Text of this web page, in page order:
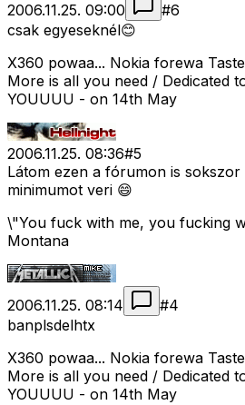
2006.11.25. 09:00 #6
csak egyeseknél😊
X360 powaa... Nokia forewa
More is all you need / Dedicated
YOUUUU - on 14th May
2006.11.25. 08:36#5
Látom ezen a fórumon is sokszor
minimumot veri 😄
\"You fuck with me, you fucking
Montana
2006.11.25. 08:14 #4
banplsdelhtx
X360 powaa... Nokia forewa
More is all you need / Dedicated
YOUUUU - on 14th May